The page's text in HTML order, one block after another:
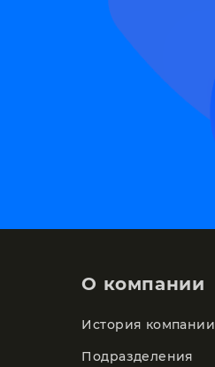
О компании
История компании
Подразделения